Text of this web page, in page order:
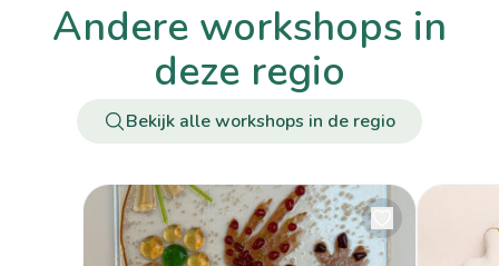
andere workshops in
deze regio
Bekijk alle workshops in de regio